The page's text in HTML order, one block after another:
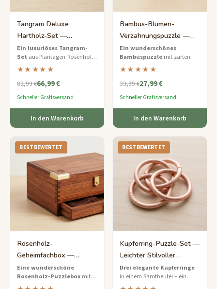
Tangram Deluxe
Hartholz-Set —
Premium-Palisander-
Puzzlebrett
Ein luxuriöses Tangram-
Set aus Plantagen-Rosenholz
mit einem gerahmten
Puzzlebrett und einer
gravierten Aufbewahrungsbox
anspruchsvolle Puzzle-
Liebhaber.
★★★★★
82,99 €66,99 €
Schneller Gratisversand
In den Warenkorb
Bambus-Blumen-
Verzahnungspuzzle —
Mittlere Eleganz für Sie
Ein wunderschönes
Bambuspuzzlemit zarten
floralen Gravuren — das
perfekte achtsame Geschenk
für sie.
★★★★★
33,99 €27,99 €
Schneller Gratisversand
In den Warenkorb
BESTBEWERTET
Rosenholz-
Geheimfachbox —
Schwerer Verborgener
Schatz für Sie
Eine wunderschöne
Rosenholz-Puzzleboxmit
einem versteckten Fach —
BESTBEWERTET
Kupferring-Puzzle-Set —
Leichter Stilvoller
Denksport für Sie
Drei elegante Kupferringe
in einem Samtbeutel – ein
schickes und tragbares